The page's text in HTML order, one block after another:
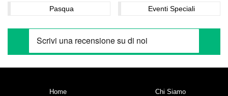
Pasqua Eventi Speciali
Home
Chi Siamo